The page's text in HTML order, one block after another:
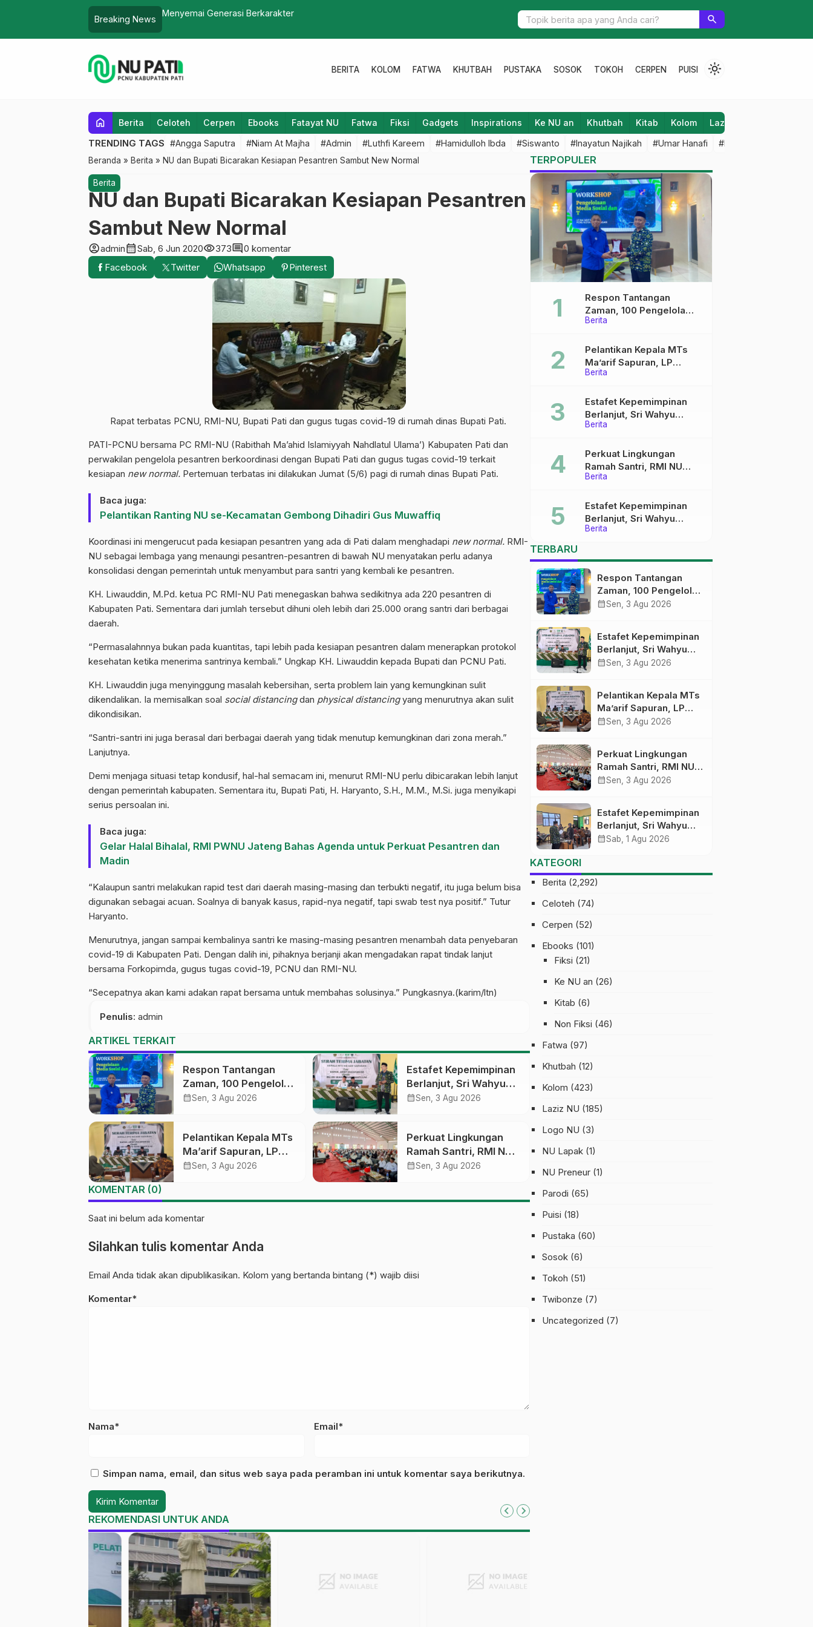
Breaking News
Menyemai Generasi Berkarakter Luwur Makam Syekh Jangkung Dikirab search
BERITA KOLOM FATWA KHUTBAH PUSTAKA SOSOK TOKOH CERPEN PUISI light_mode
home Berita Celoteh Cerpen Ebooks Fatayat NU Fatwa Fiksi Gadgets Inspirations Ke NU an Khutbah Kitab Kolom Laziz NU
TRENDING TAGS #Angga Saputra #Niam At Majha #Admin #Luthfi Kareem #Hamidulloh Ibda #Siswanto #Inayatun Najikah #Umar Hanafi #M Iqbal Dawami
Beranda » Berita » NU dan Bupati Bicarakan Kesiapan Pesantren Sambut New Normal
Berita
NU dan Bupati Bicarakan Kesiapan Pesantren
Sambut New Normal
account_circleadmincalendar_monthSab, 6 Jun 2020visibility373comment0 komentar
Facebook
Twitter Whatsapp Pinterest
Rapat terbatas PCNU, RMI-NU, Bupati Pati dan gugus tugas covid-19 di rumah dinas Bupati Pati.
PATI-PCNU bersama PC RMI-NU (Rabithah Ma’ahid Islamiyyah Nahdlatul Ulama’) Kabupaten Pati dan
perwakilan pengelola pesantren berkoordinasi dengan Bupati Pati dan gugus tugas covid-19 terkait
kesiapan new normal. Pertemuan terbatas ini dilakukan Jumat (5/6) pagi di rumah dinas Bupati Pati.
Baca juga:
Pelantikan Ranting NU se-Kecamatan Gembong Dihadiri Gus Muwaffiq
Koordinasi ini mengerucut pada kesiapan pesantren yang ada di Pati dalam menghadapi new normal. RMI-
NU sebagai lembaga yang menaungi pesantren-pesantren di bawah NU menyatakan perlu adanya
konsolidasi dengan pemerintah untuk menyambut para santri yang kembali ke pesantren.
KH. Liwauddin, M.Pd. ketua PC RMI-NU Pati menegaskan bahwa sedikitnya ada 220 pesantren di
Kabupaten Pati. Sementara dari jumlah tersebut dihuni oleh lebih dari 25.000 orang santri dari berbagai
daerah.
“Permasalahnnya bukan pada kuantitas, tapi lebih pada kesiapan pesantren dalam menerapkan protokol
kesehatan ketika menerima santrinya kembali.” Ungkap KH. Liwauddin kepada Bupati dan PCNU Pati.
KH. Liwauddin juga menyinggung masalah kebersihan, serta problem lain yang kemungkinan sulit
dikendalikan. Ia memisalkan soal social distancingdan physical distancingyang menurutnya akan sulit
dikondisikan.
“Santri-santri ini juga berasal dari berbagai daerah yang tidak menutup kemungkinan dari zona merah.”
Lanjutnya.
Demi menjaga situasi tetap kondusif, hal-hal semacam ini, menurut RMI-NU perlu dibicarakan lebih lanjut
dengan pemerintah kabupaten. Sementara itu, Bupati Pati, H. Haryanto, S.H., M.M., M.Si. juga menyikapi
serius persoalan ini.
Baca juga:
Gelar Halal Bihalal, RMI PWNU Jateng Bahas Agenda untuk Perkuat Pesantren dan
Madin
“Kalaupun santri melakukan rapid test dari daerah masing-masing dan terbukti negatif, itu juga belum bisa
digunakan sebagai acuan. Soalnya di banyak kasus, rapid-nya negatif, tapi swab test nya positif.” Tutur
Haryanto.
Menurutnya, jangan sampai kembalinya santri ke masing-masing pesantren menambah data penyebaran
covid-19 di Kabupaten Pati. Dengan dalih ini, pihaknya berjanji akan mengadakan rapat tindak lanjut
bersama Forkopimda, gugus tugas covid-19, PCNU dan RMI-NU.
“Secepatnya akan kami adakan rapat bersama untuk membahas solusinya.” Pungkasnya.(karim/ltn)
Penulis: admin
ARTIKEL TERKAIT
Respon Tantangan
Zaman, 100 Pengelola
Medsos Sekolah
Digital
calendar_monthSen, 3 Agu 2026
Estafet Kepemimpinan
Berlanjut, Sri Wahyu
Susilowati Resmi
calendar_monthSen, 3 Agu 2026
Pelantikan Kepala MTs
Ma’arif Sapuran, LP
Ma’arif NU Wonosobo
calendar_monthSen, 3 Agu 2026
Perkuat Lingkungan
Ramah Santri, RMI NU
Gelar ‘Sambang
calendar_monthSen, 3 Agu 2026
KOMENTAR (0)
Saat ini belum ada komentar
Silahkan tulis komentar Anda
Email Anda tidak akan dipublikasikan. Kolom yang bertanda bintang (*) wajib diisi
Komentar*
Nama* Email*
Simpan nama, email, dan situs web saya pada peramban ini untuk komentar saya berikutnya.
REKOMENDASI UNTUK ANDA
TERPOPULER
Berita
Respon Tantangan
Zaman, 100 Pengelola
Medsos Sekolah Ma’arif
Pelatihan Literasi Digital
Berita
Pelantikan Kepala MTs
Ma’arif Sapuran, LP
Ma’arif NU Wonosobo
Kepemimpinan Nahdliyah
Berita
Estafet Kepemimpinan
Berlanjut, Sri Wahyu
Susilowati Resmi Pimpin
Berita
Perkuat Lingkungan
Ramah Santri, RMI NU
Gelar ‘Sambang
Berita
Estafet Kepemimpinan
Berlanjut, Sri Wahyu
Susilowati Resmi Pimpin
TERBARU
Respon Tantangan
Zaman, 100 Pengelola
Medsos Sekolah
Digital
calendar_monthSen, 3 Agu 2026
Estafet Kepemimpinan
Berlanjut, Sri Wahyu
Susilowati Resmi
calendar_monthSen, 3 Agu 2026
Pelantikan Kepala MTs
Ma’arif Sapuran, LP
Ma’arif NU Wonosobo
Kepemimpinan
Nahdliyah
calendar_monthSen, 3 Agu 2026
Perkuat Lingkungan
Ramah Santri, RMI NU
Gelar ‘Sambang
calendar_monthSen, 3 Agu 2026
Estafet Kepemimpinan
Berlanjut, Sri Wahyu
Susilowati Resmi
calendar_monthSab, 1 Agu 2026
KATEGORI
Berita (2,292)
Celoteh (74)
Cerpen (52)
Ebooks (101)
Fiksi (21)
Ke NU an (26)
Kitab (6)
Non Fiksi (46)
Fatwa (97)
Khutbah (12)
Kolom (423)
Laziz NU (185)
Logo NU (3)
NU Lapak (1)
NU Preneur (1)
Parodi (65)
Puisi (18)
Pustaka (60)
Sosok (6)
Tokoh (51)
Twibonze (7)
Uncategorized (7)